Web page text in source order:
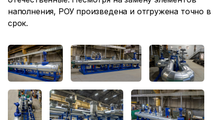
наполнения, РОУ произведена и отгружена точно в
срок.